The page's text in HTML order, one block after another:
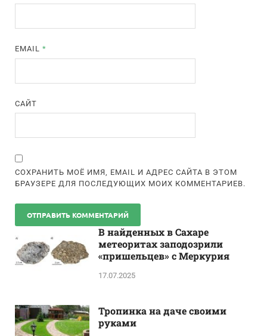
EMAIL*
САЙТ
СОХРАНИТЬ МОЁ ИМЯ, EMAIL И АДРЕС САЙТА В ЭТОМ
БРАУЗЕРЕ ДЛЯ ПОСЛЕДУЮЩИХ МОИХ КОММЕНТАРИЕВ.
В найденных в Сахаре
метеоритах заподозрили
«пришельцев» с Меркурия
17.07.2025
Тропинка на даче своими
руками